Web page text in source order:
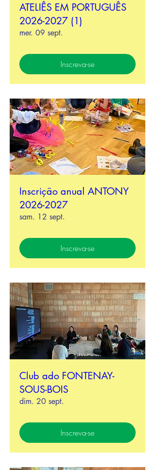
ATELIÊS EM PORTUGUÊS
2026-2027 (1)
mer. 09 sept.
Inscreva-se
Inscrição anual ANTONY
2026-2027
sam. 12 sept.
Inscreva-se
Club ado FONTENAY-
SOUS-BOIS
dim. 20 sept.
Inscreva-se